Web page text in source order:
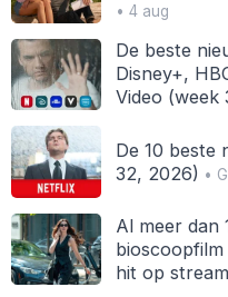
• 4 aug
De beste
Disney+,
Video (week
De 10 beste
32, 2026) •
Al meer dan
hit op